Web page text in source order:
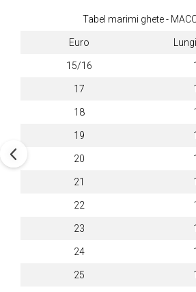
Tabel marimi ghete -
Euro
15/16
17
18
19
20
21
22
23
24
25